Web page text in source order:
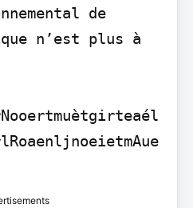
de
n’est plus à